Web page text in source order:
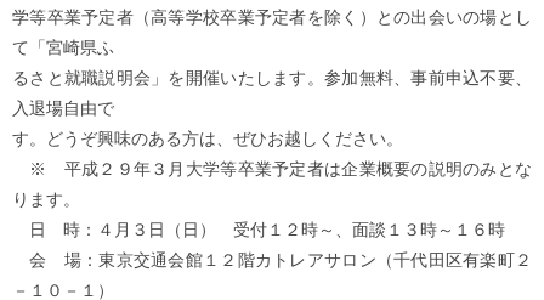
学等卒業予定者（高等学校卒業予定者を除く）との出会いの場とし
て「宮崎県ふ
るさと就職説明会」を開催いたします。参加無料、事前申込不要、
入退場自由で
す。どうぞ興味のある方は、ぜひお越しください。
※ 平成２９年３月大学等卒業予定者は企業概要の説明のみとな
ります。
日 時：４月３日（日） 受付１２時～、面談１３時～１６時
会 場：東京交通会館１２階カトレアサロン（千代田区有楽町２
－１０－１）